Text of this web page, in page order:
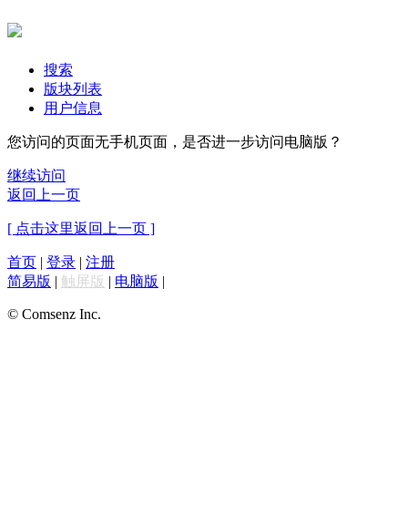
搜索
版块列表
用户信息
您访问的页面无手机页面，是否进一步访问电脑版？
继续访问
返回上一页
[ 点击这里返回上一页 ]
首页 | 登录 | 注册
简易版 | 触屏版 | 电脑版 |
© Comsenz Inc.